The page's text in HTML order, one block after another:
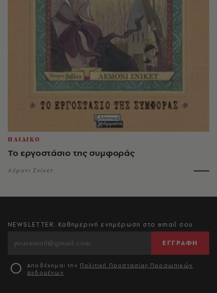
ΠΑΙΔΙΚΟ
Το εργοστάσιο της συμφοράς
Λέμονι Σνίκετ
NEWSLETTER: Καθημερινή ενημέρωση στο email σου
ΕΓΓΡΑΦΗ
Αποδέχομαι την Πολιτική Προστασίας Προσωπικών
Δεδομένων